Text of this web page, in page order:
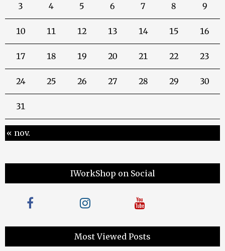
3 4 5 6 7 8 9
10 11 12 13 14 15 16
17 18 19 20 21 22 23
24 25 26 27 28 29 30
31
« nov.
IWorkShop on Social
Most Viewed Posts